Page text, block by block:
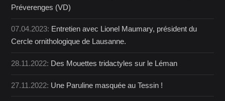
Préverenges (VD)
07.04.2023: Entretien avec Lionel Maumary, président du
Cercle ornithologique de Lausanne.
28.11.2022: Des Mouettes tridactyles sur le Léman
27.11.2022: Une Paruline masquée au Tessin !